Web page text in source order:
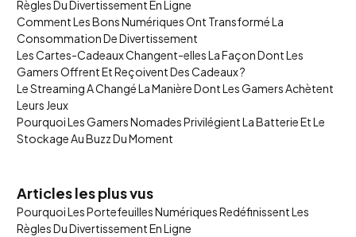
Règles Du Divertissement En Ligne
Comment Les Bons Numériques Ont Transformé La
Consommation De Divertissement
Les Cartes-Cadeaux Changent-elles La Façon Dont Les
Gamers Offrent Et Reçoivent Des Cadeaux ?
Le Streaming A Changé La Manière Dont Les Gamers Achètent
Leurs Jeux
Pourquoi Les Gamers Nomades Privilégient La Batterie Et Le
Stockage Au Buzz Du Moment
Articles les plus vus
Pourquoi Les Portefeuilles Numériques Redéfinissent Les
Règles Du Divertissement En Ligne